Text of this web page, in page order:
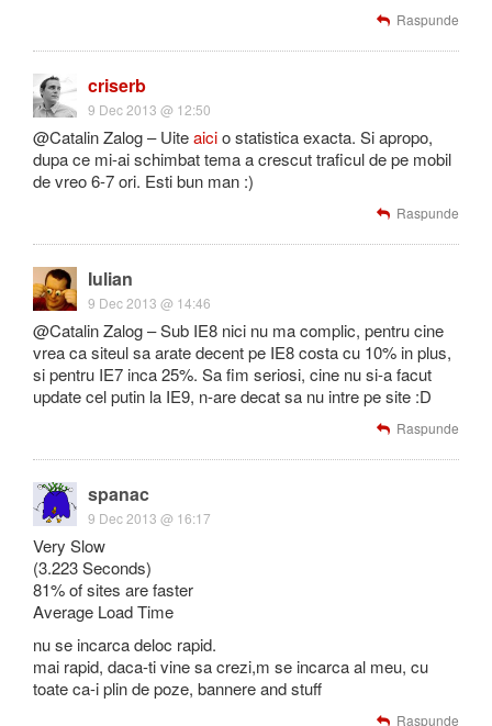
Raspunde
criserb
9 Dec 2013 @ 12:50
@Catalin Zalog – Uiteaicio statistica exacta. Si apropo,
dupa ce mi-ai schimbat tema a crescut traficul de pe mobil
de vreo 6-7 ori. Esti bun man :)
Raspunde
Iulian
9 Dec 2013 @ 14:46
@Catalin Zalog – Sub IE8 nici nu ma complic, pentru cine
vrea ca siteul sa arate decent pe IE8 costa cu 10% in plus,
si pentru IE7 inca 25%. Sa fim seriosi, cine nu si-a facut
update cel putin la IE9, n-are decat sa nu intre pe site :D
Raspunde
spanac
9 Dec 2013 @ 16:17
Very Slow
(3.223 Seconds)
81% of sites are faster
Average Load Time
nu se incarca deloc rapid.
mai rapid, daca-ti vine sa crezi,m se incarca al meu, cu
toate ca-i plin de poze, bannere and stuff
Raspunde